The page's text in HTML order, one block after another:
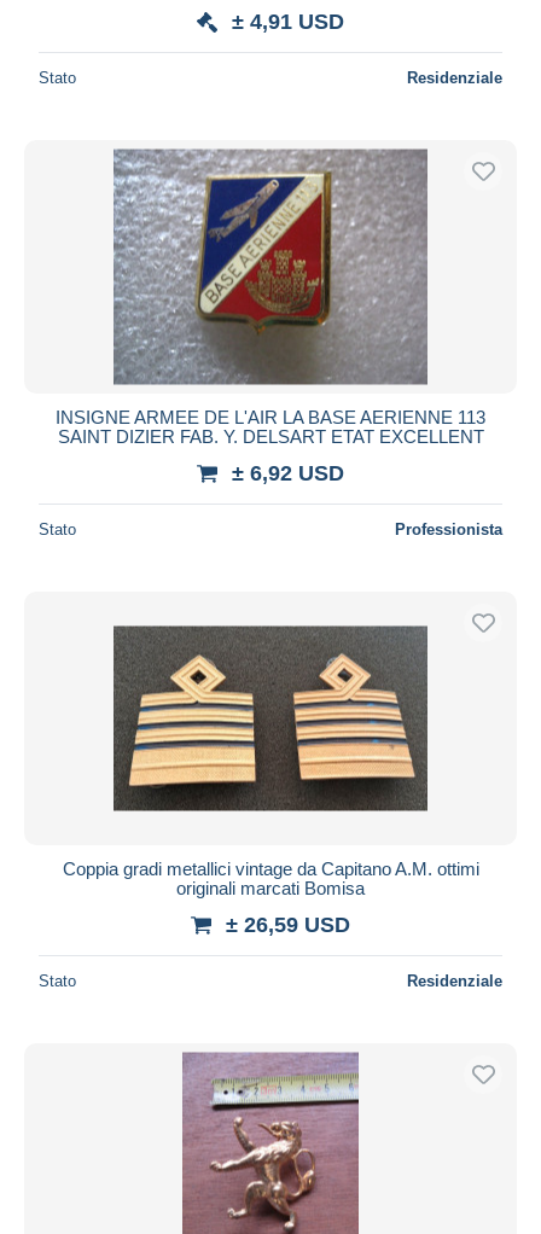
± 4,91 USD
Stato Residenziale
INSIGNE ARMEE DE L'AIR LA BASE AERIENNE 113
SAINT DIZIER FAB. Y. DELSART ETAT EXCELLENT
± 6,92 USD
Stato Professionista
Coppia gradi metallici vintage da Capitano A.M. ottimi
originali marcati Bomisa
± 26,59 USD
Stato Residenziale